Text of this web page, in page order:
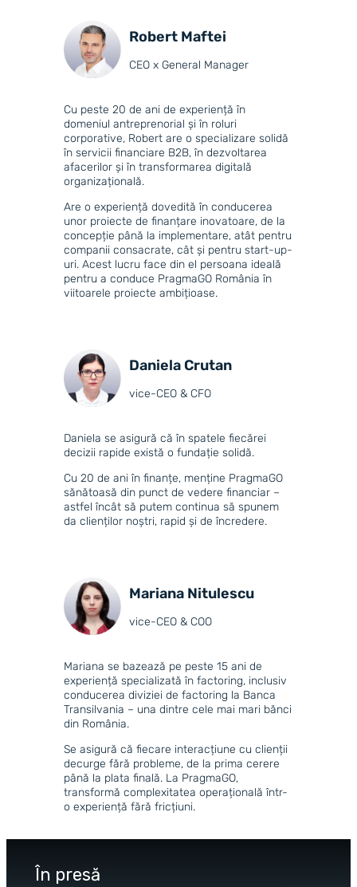
Robert Maftei
CEO x General Manager
Cu peste 20 de ani de experiență în
domeniul antreprenorial și în roluri
corporative, Robert are o specializare solidă
în servicii financiare B2B, în dezvoltarea
afacerilor și în transformarea digitală
organizațională.
Are o experiență dovedită în conducerea
unor proiecte de finanțare inovatoare, de la
concepție până la implementare, atât pentru
companii consacrate, cât și pentru start-up-
uri. Acest lucru face din el persoana ideală
pentru a conduce PragmaGO România în
viitoarele proiecte ambițioase.
Daniela Crutan
vice-CEO & CFO
Daniela se asigură că în spatele fiecărei
decizii rapide există o fundație solidă.
Cu 20 de ani în finanțe, menține PragmaGO
sănătoasă din punct de vedere financiar –
astfel încât să putem continua să spunem
da clienților noștri, rapid și de încredere.
Mariana Nitulescu
vice-CEO & COO
Mariana se bazează pe peste 15 ani de
experiență specializată în factoring, inclusiv
conducerea diviziei de factoring la Banca
Transilvania – una dintre cele mai mari bănci
din România.
Se asigură că fiecare interacțiune cu clienții
decurge fără probleme, de la prima cerere
până la plata finală. La PragmaGO,
transformă complexitatea operațională într-
o experiență fără fricțiuni.
În presă